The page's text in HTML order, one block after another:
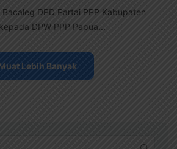
DPD Partai PPP Kabupaten
DPW PPP Papua...
Lebih Banyak